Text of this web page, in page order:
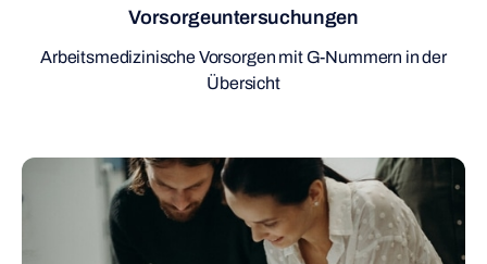
Vorsorgeuntersuchungen
Arbeitsmedizinische Vorsorgen mit G-Nummern in der
Übersicht